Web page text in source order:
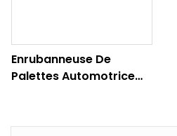
Enrubanneuse De
Palettes Automotrice
Une Stabilité Optimale